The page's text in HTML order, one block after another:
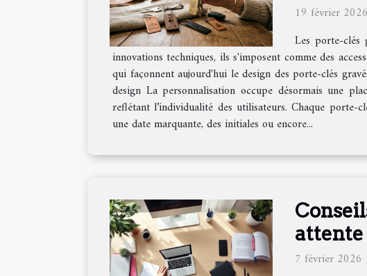
19 février
Les porte-clés
innovations techniques, ils s'imposent comme des
qui façonnent aujourd'hui le design des porte-clés
design La personnalisation occupe désormais une
reflétant l’individualité des utilisateurs. Chaque
une date marquante, des initiales ou encore...
attente
7 février 2026